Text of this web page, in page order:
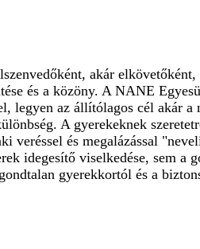
akár
és a közöny. A NANE
legyen az állítólagos cél akár a
A gyerekeknek
veréssel és megalázással
idegesítő viselkedése, sem a
gyerekkortól és a